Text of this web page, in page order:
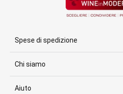
Spese di spedizione
Chi siamo
Aiuto